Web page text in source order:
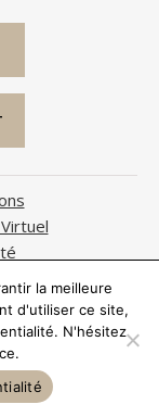
la meilleure
d'utiliser ce site,
N'hésitez